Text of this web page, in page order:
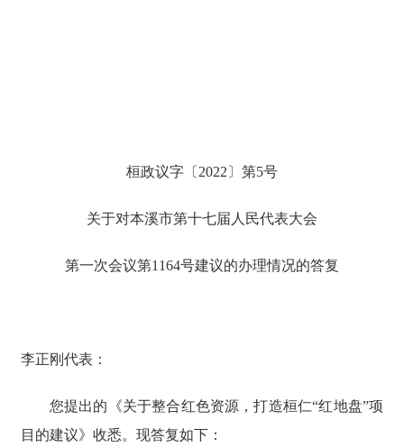
桓政议字〔2022〕第5号
关于对本溪市第十七届人民代表大会
第一次会议第1164号建议的办理情况的答复
李正刚代表：
您提出的《关于整合红色资源，打造桓仁“红地盘”项
目的建议》收悉。现答复如下：